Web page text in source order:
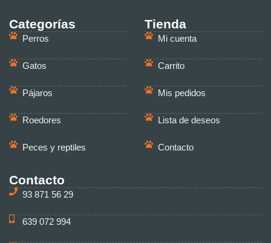
Categorías
Perros
Gatos
Pájaros
Roedores
Peces y reptiles
Tienda
Mi cuenta
Carrito
Mis pedidos
Lista de deseos
Contacto
Contacto
93 871 56 29
639 072 994